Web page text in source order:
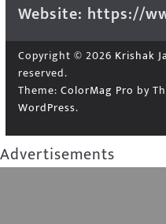
Website: https://
Copyright © 2026 Krishak
reserved.
Theme: ColorMag Pro by
WordPress.
Advertisements